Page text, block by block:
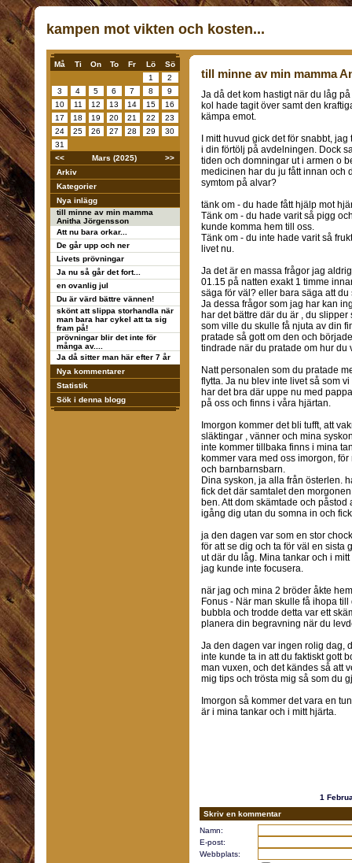
kampen mot vikten och kosten...
Må Ti On To Fr Lö
Sö
1
2
3
4 5 6 7 8
9
10
11 12 13 14 15
16
17
18 19 20 21 22
23
24
25 26 27 28 29
30
31
<<
Mars (2025)
>>
Arkiv
Kategorier
Nya inlägg
till minne av min mamma
Anitha Jörgensson
Att nu bara orkar...
De går upp och ner
Livets prövningar
Ja nu så går det fort...
en ovanlig jul
Du är värd bättre vännen!
skönt att slippa storhandla när
man bara har cykel att ta sig
fram på!
prövningar blir det inte för
många av....
Ja då sitter man här efter 7 år
Nya kommentarer
Statistik
Sök i denna blogg
till minne av min mamma
Ja då det kom hastigt när du låg
kol hade tagit över samt den
kämpa emot.
I mitt huvud gick det för snabbt,
i din förtölj på avdelningen. Dock
tiden och domningar ut i armen o
medicinen har du ju fått innan och
symtom på alvar?
tänk om - du hade fått hjälp mot
Tänk om - du hade varit så pigg
kunde komma hem till oss.
Tänk om - du inte hade varit så
livet nu.
Ja det är en massa frågor jag
01.15 på natten exakt 1 timme
säga för väl? eller bara säga att
Ja dessa frågor som jag har kan
har det bättre där du är , du
som ville du skulle få njuta av din
pratade så gott om den och
tindrade när du pratade om hur du
Natt personalen som du pratade
flytta. Ja nu blev inte livet så som
har det bra där uppe nu med
på oss och finns i våra hjärtan.
Imorgon kommer det bli tufft, att
släktingar , vänner och mina
inte kommer tillbaka finns i mina
kommer vara med oss imorgon,
och barnbarnsbarn.
Dina syskon, ja alla från österlen.
fick det där samtalet den
ben. Att dom skämtade och
igång dig utan du somna in och
ja den dagen var som en stor
för att se dig och ta för väl en sista
ut där du låg. Mina tankar och i
jag kunde inte focusera.
när jag och mina 2 bröder åkte
Fonus - När man skulle få ihopa
bubbla och trodde detta var ett
planera din begravning när du
Ja den dagen var ingen rolig dag,
inte kunde ta in att du faktiskt gott
man vuxen, och det kändes så att
mig tips och trösta mig så som du
Imorgon så kommer det vara en
är i mina tankar och i mitt hjärta.
1
Skriv en kommentar
Namn:
E-post:
Webbplats: